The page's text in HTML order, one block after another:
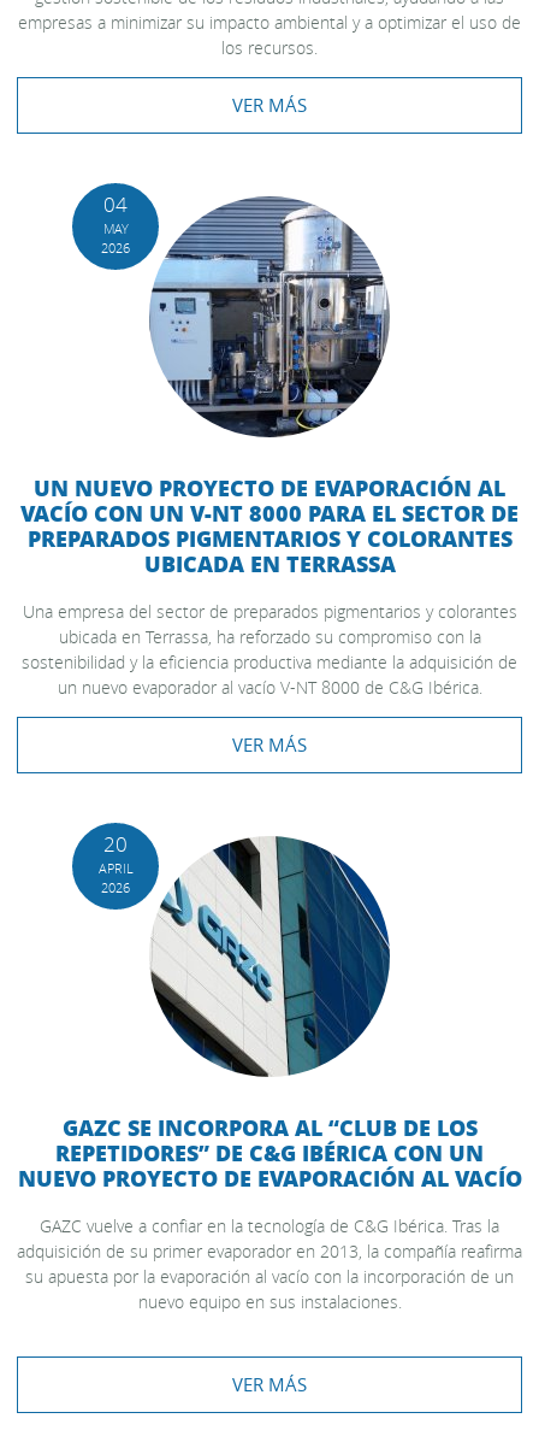
empresas a minimizar su impacto ambiental y a optimizar el uso de
los recursos.
VER MÁS
04
MAY
2026
UN NUEVO PROYECTO DE EVAPORACIÓN AL
VACÍO CON UN V-NT 8000 PARA EL SECTOR DE
PREPARADOS PIGMENTARIOS Y COLORANTES
UBICADA EN TERRASSA
Una empresa del sector de preparados pigmentarios y colorantes
ubicada en Terrassa, ha reforzado su compromiso con la
sostenibilidad y la eficiencia productiva mediante la adquisición de
un nuevo evaporador al vacío V-NT 8000 de C&G Ibérica.
VER MÁS
20
APRIL
2026
GAZC SE INCORPORA AL “CLUB DE LOS
REPETIDORES” DE C&G IBÉRICA CON UN
NUEVO PROYECTO DE EVAPORACIÓN AL VACÍO
GAZC vuelve a confiar en la tecnología de C&G Ibérica. Tras la
adquisición de su primer evaporador en 2013, la compañía reafirma
su apuesta por la evaporación al vacío con la incorporación de un
nuevo equipo en sus instalaciones.
VER MÁS